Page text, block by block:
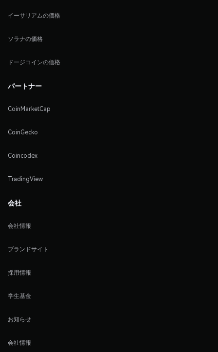
イーサリアムの価格
ソラナの価格
ドージコインの価格
パートナー
CoinMarketCap
CoinGecko
Coincodex
TradingView
会社
会社情報
ブランドサイト
採用情報
学生基金
お知らせ
会社情報